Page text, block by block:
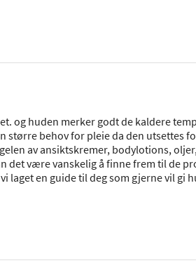
og huden merker godt de kaldere
større behov for pleie da den utsettes
av ansiktskremer, bodylotions,
det være vanskelig å finne frem til de
laget en guide til deg som gjerne vil gi